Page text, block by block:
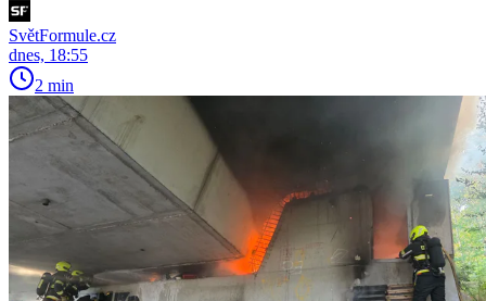
SvětFormule.cz
dnes, 18:55
2 min